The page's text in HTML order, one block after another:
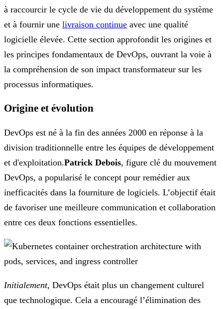
à raccourcir le cycle de vie du développement du système
et à fournir une livraison continue avec une qualité
logicielle élevée. Cette section approfondit les origines et
les principes fondamentaux de DevOps, ouvrant la voie à
la compréhension de son impact transformateur sur les
processus informatiques.
Origine et évolution
DevOps est né à la fin des années 2000 en réponse à la
division traditionnelle entre les équipes de développement
et d'exploitation.Patrick Debois, figure clé du mouvement
DevOps, a popularisé le concept pour remédier aux
inefficacités dans la fourniture de logiciels. L’objectif était
de favoriser une meilleure communication et collaboration
entre ces deux fonctions essentielles.
Initialement, DevOps était plus un changement culturel
que technologique. Cela a encouragé l’élimination des